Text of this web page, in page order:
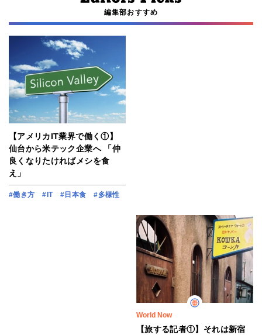
編集部おすすめ
【アメリカIT業界で働く①】
仙台から米テック企業へ 「仲
良くなりたければメシを食
え」
#働き方 #IT #日本食 #多様性
World Now
【旅する記者①】それは新宿